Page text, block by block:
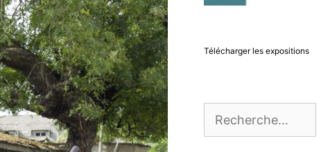
Télécharger les expositions
Marseille
Paris